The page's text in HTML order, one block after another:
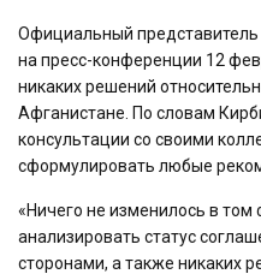
Официальный
на пресс-конференции 12
никаких решений
Афганистане. По словам
консультации со своими
сформулировать любые
«Ничего не изменилось в
анализировать статус
сторонами, а также никаких